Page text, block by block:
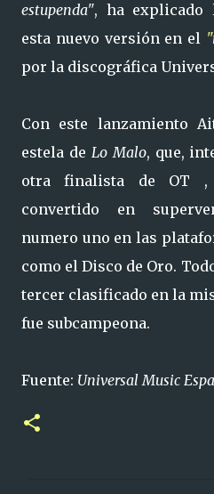
estupenda", ha explicado
esta nuevo versión en el
por la discográfica
Con este lanzamiento
estela de Lo Malo, que,
otra finalista de OT ,
convertido en
numero uno en las
como el Disco de Oro.
tercer clasificado en la
fue subcampeona.
Fuente: Universal Music